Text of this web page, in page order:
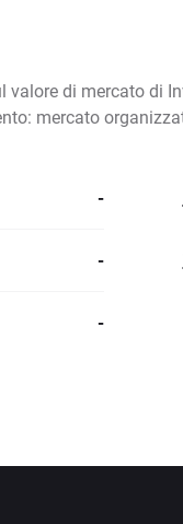
di mercato di
mercato
-
-
-